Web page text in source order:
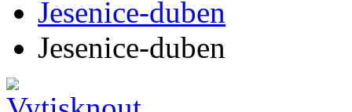
Jesenice-duben
Jesenice-duben